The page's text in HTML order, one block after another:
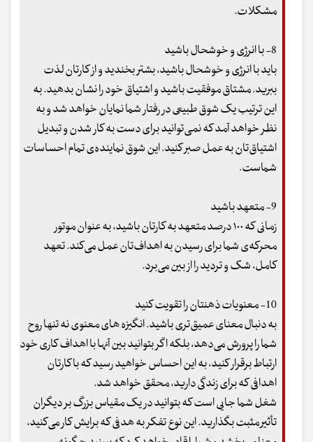
مشکلات.
8- با انرژی و خوشحال باشید
باید با انرژی و خوشحال باشید، بشتر بخندید و از کارتان لذت
ببرید. مشتاق موفقیت باشید و اشتیاق خود را نشان بدهید. به
این ترتیب یک شوق طبیعی در رفتار شما نمایان خواهد شد و به
نظر خواهد آمد که نمی‌توانید برای دست به کار شدن و تبدیل
اشتیاق‌تان به عمل صبر کنید. این شوق نماینده‌ی تمام احساسات
شماست.
9- متعهد باشید
زمانی که ۱۰۰ درصد متعهد به کارتان باشید، به عنوان موتور
محرکه‌ی شما برای رسیدن به اهداف‌تان عمل می‌کند. تعهد
کامل، شک و تردید را از بین می‌برد.
10- معنویات ذهنتان را تقویت کنید
به دنبال معنای عمیق‌تری باشید. انگیزه های معنوی نه تنها روح
شما را پرورش می‌دهد، بلکه اگر بتوانید بین آنها با اهداف کاری خود
ارتباط برقرار کنید، به این احساس خواهید رسید که با کارتان
اهدافی که برای زندگی دارید، محقق خواهد شد.
شغل شما جایی است که بتوانید در یک مقیاس بزرگ‌ بر دیگران
تأثیر مثبت بگذارید. این نوع تفکر به هدفی که برایش کار می‌کنید،